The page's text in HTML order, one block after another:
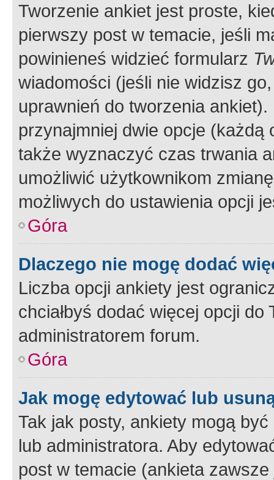
Tworzenie ankiet jest proste,
pierwszy post w temacie, jeśli
powinieneś widzieć formularz
wiadomości (jeśli nie widzisz
uprawnień do tworzenia
przynajmniej dwie opcje
także wyznaczyć czas trwania
umożliwić użytkownikom
możliwych do ustawienia opcji
Góra
Dlaczego nie mogę dodać
Liczba opcji ankiety jest
chciałbyś dodać więcej opcji
administratorem forum.
Góra
Jak mogę edytować lub
Tak jak posty, ankiety mogą
lub administratora. Aby
post w temacie (ankieta